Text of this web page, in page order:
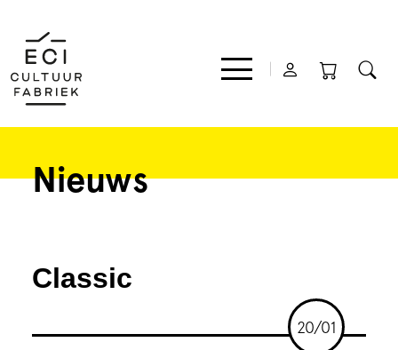
Film
Theater
Nieuws
Classic
20/01